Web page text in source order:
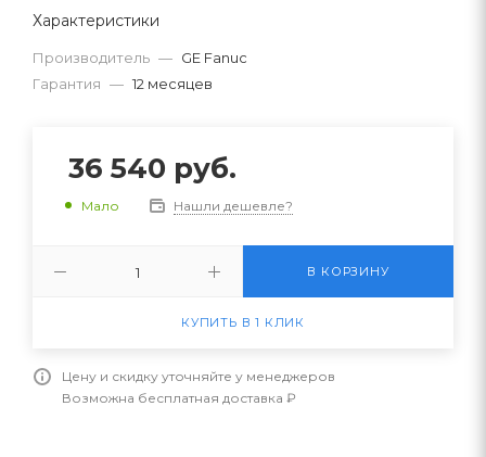
Характеристики
Производитель — GE Fanuc
Гарантия — 12 месяцев
36 540 руб.
Мало Нашли дешевле?
В КОРЗИНУ
КУПИТЬ В 1 КЛИК
Цену и скидку уточняйте у менеджеров
Возможна бесплатная доставка ₽